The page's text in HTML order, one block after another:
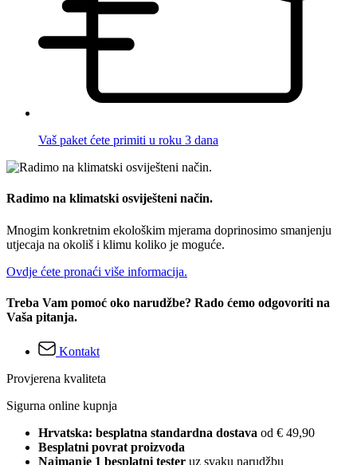
Vaš paket ćete primiti u roku 3 dana
Radimo na klimatski osviješteni način.
Mnogim konkretnim ekološkim mjerama doprinosimo smanjenju
utjecaja na okoliš i klimu koliko je moguće.
Ovdje ćete pronaći više informacija.
Treba Vam pomoć oko narudžbe? Rado ćemo odgovoriti na
Vaša pitanja.
Kontakt
Provjerena kvaliteta
Sigurna online kupnja
Hrvatska: besplatna standardna dostava od € 49,90
Besplatni povrat proizvoda
Najmanje 1 besplatni tester uz svaku narudžbu